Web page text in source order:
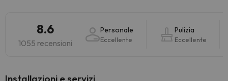
8.6
1055 recensioni
Personale
Eccellente
Pulizia
Eccellente
Installazioni e servizi